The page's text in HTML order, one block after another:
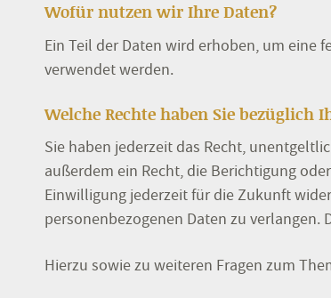
Wofür nutzen wir Ihre Daten?
Ein Teil der Daten wird erhoben, um eine
verwendet werden.
Welche Rechte haben Sie bezüglich
Sie haben jederzeit das Recht,
außerdem ein Recht, die Berichtigung
Einwilligung jederzeit für die Zukunft
personenbezogenen Daten zu verlangen.
Hierzu sowie zu weiteren Fragen zum